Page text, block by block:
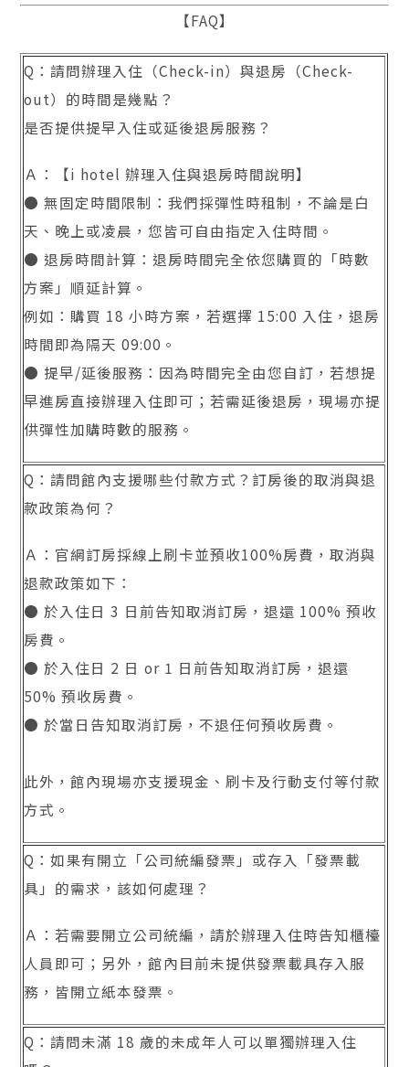
【FAQ】
Q：請問辦理入住（Check-in）與退房（Check-
out）的時間是幾點？
是否提供提早入住或延後退房服務？
Ａ：【i hotel 辦理入住與退房時間說明】
● 無固定時間限制：我們採彈性時租制，不論是白
天、晚上或凌晨，您皆可自由指定入住時間。
● 退房時間計算：退房時間完全依您購買的「時數
方案」順延計算。
例如：購買 18 小時方案，若選擇 15:00 入住，退房
時間即為隔天 09:00。
● 提早/延後服務：因為時間完全由您自訂，若想提
早進房直接辦理入住即可；若需延後退房，現場亦提
供彈性加購時數的服務。
Q：請問館內支援哪些付款方式？訂房後的取消與退
款政策為何？
Ａ：官網訂房採線上刷卡並預收100%房費，取消與
退款政策如下：
● 於入住日 3 日前告知取消訂房，退還 100% 預收
房費。
● 於入住日 2 日 or 1 日前告知取消訂房，退還
50% 預收房費。
● 於當日告知取消訂房，不退任何預收房費。
此外，館內現場亦支援現金、刷卡及行動支付等付款
方式。
Q：如果有開立「公司統編發票」或存入「發票載
具」的需求，該如何處理？
Ａ：若需要開立公司統編，請於辦理入住時告知櫃檯
人員即可；另外，館內目前未提供發票載具存入服
務，皆開立紙本發票。
Q：請問未滿 18 歲的未成年人可以單獨辦理入住